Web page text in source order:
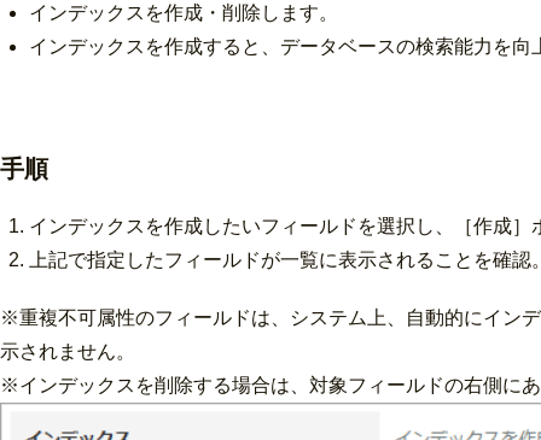
インデックスを作成・削除します。
インデックスを作成すると、データベースの検索能力を向
手順
インデックスを作成したいフィールドを選択し、［作成］
上記で指定したフィールドが一覧に表示されることを確認
※重複不可属性のフィールドは、システム上、自動的にイン
示されません。
※インデックスを削除する場合は、対象フィールドの右側に